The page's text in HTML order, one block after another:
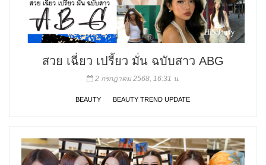
สวย เฉี่ยว เปรี้ยว มั่น ฉบับสาว ABG
2 กรกฎาคม 2568, 16:31 น.
BEAUTY BEAUTY TREND UPDATE